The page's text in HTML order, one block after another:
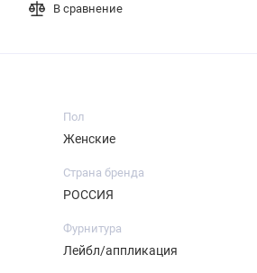
В сравнение
Пол
Женские
Страна бренда
РОССИЯ
Фурнитура
Лейбл/аппликация